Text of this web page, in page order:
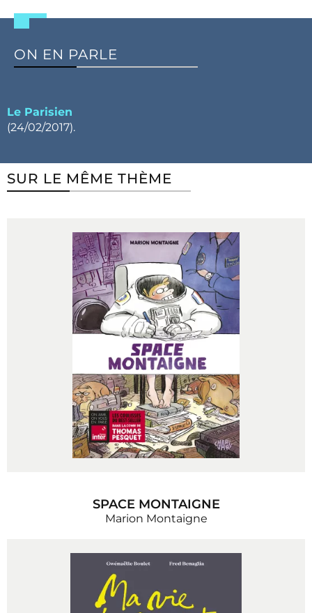
ON EN PARLE
Le Parisien
(24/02/2017).
SUR LE MÊME THÈME
SPACE MONTAIGNE
Marion Montaigne